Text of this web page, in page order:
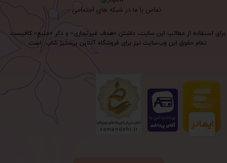
برای استفاده از مطالب این سایت، داشتن «هدف غیرتجاری» و ذکر «منبع» کافیست.
تمام حقوق اين وب‌سايت نیز برای فروشگاه آنلاین پرستیژ شاپ است.
تماس با ما در شبکه های اجتماعی